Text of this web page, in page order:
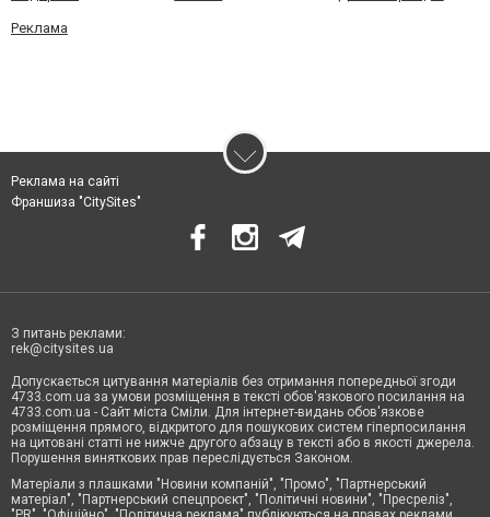
Реклама
Реклама на сайті
Франшиза "CitySites"
З питань реклами:
rek@citysites.ua
Допускається цитування матеріалів без отримання попередньої згоди
4733.com.ua за умови розміщення в тексті обов'язкового посилання на
4733.com.ua - Сайт міста Сміли. Для інтернет-видань обов'язкове
розміщення прямого, відкритого для пошукових систем гіперпосилання
на цитовані статті не нижче другого абзацу в тексті або в якості джерела.
Порушення виняткових прав переслідується Законом.
Матеріали з плашками "Новини компаній", "Промо", "Партнерський
матеріал", "Партнерський спецпроєкт", "Політичні новини", "Пресреліз",